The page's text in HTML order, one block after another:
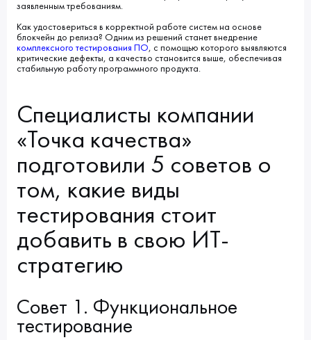
заявленным требованиям.
Как удостовериться в корректной работе систем на основе
блокчейн до релиза? Одним из решений станет внедрение
комплексного тестирования ПО, с помощью которого выявляются
критические дефекты, а качество становится выше, обеспечивая
стабильную работу программного продукта.
Специалисты компании
«Точка качества»
подготовили 5 советов о
том, какие виды
тестирования стоит
добавить в свою ИТ-
стратегию
Совет 1. Функциональное
тестирование